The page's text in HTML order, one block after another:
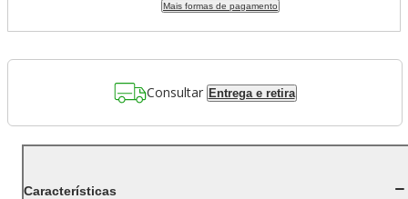
Mais formas de pagamento
Consultar Entrega e retira
Características